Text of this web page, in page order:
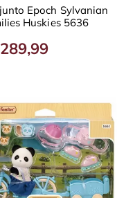
Epoch Sylvanian
Huskies 5636